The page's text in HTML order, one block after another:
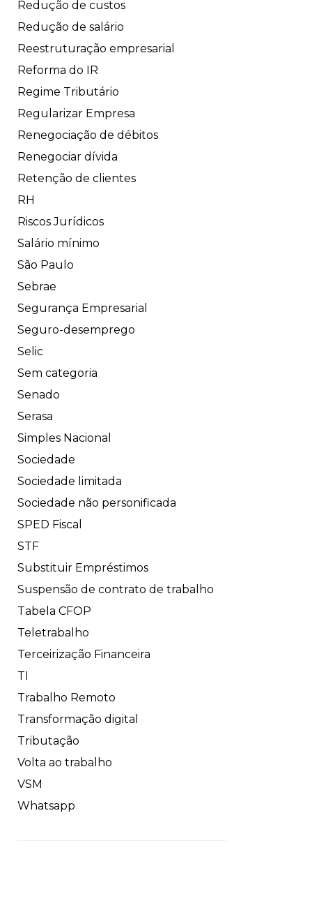
Redução de custos
Redução de salário
Reestruturação empresarial
Reforma do IR
Regime Tributário
Regularizar Empresa
Renegociação de débitos
Renegociar dívida
Retenção de clientes
RH
Riscos Jurídicos
Salário mínimo
São Paulo
Sebrae
Segurança Empresarial
Seguro-desemprego
Selic
Sem categoria
Senado
Serasa
Simples Nacional
Sociedade
Sociedade limitada
Sociedade não personificada
SPED Fiscal
STF
Substituir Empréstimos
Suspensão de contrato de trabalho
Tabela CFOP
Teletrabalho
Terceirização Financeira
TI
Trabalho Remoto
Transformação digital
Tributação
Volta ao trabalho
VSM
Whatsapp